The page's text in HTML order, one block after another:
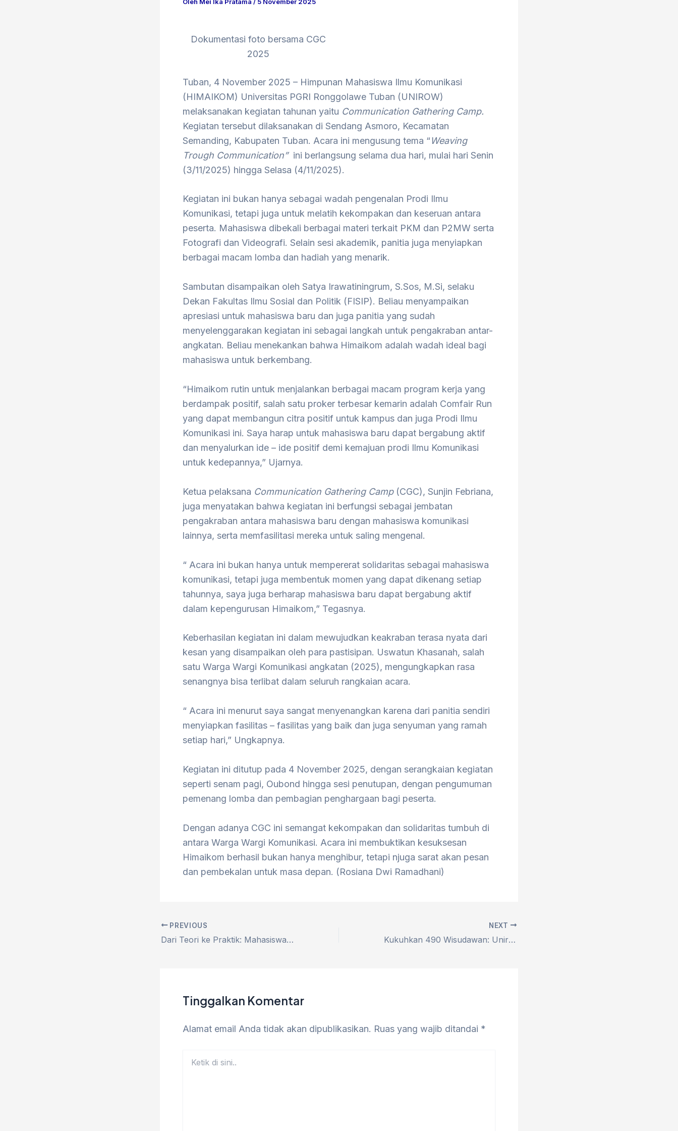
Dokumentasi foto bersama CGC
2025
Tuban, 4 November 2025 – Himpunan Mahasiswa Ilmu Komunikasi
(HIMAIKOM) Universitas PGRI Ronggolawe Tuban (UNIROW)
melaksanakan kegiatan tahunan yaitu Communication Gathering Camp.
Kegiatan tersebut dilaksanakan di Sendang Asmoro, Kecamatan
Semanding, Kabupaten Tuban. Acara ini mengusung tema “Weaving
Trough Communication” ini berlangsung selama dua hari, mulai hari Senin
(3/11/2025) hingga Selasa (4/11/2025).
Kegiatan ini bukan hanya sebagai wadah pengenalan Prodi Ilmu
Komunikasi, tetapi juga untuk melatih kekompakan dan keseruan antara
peserta. Mahasiswa dibekali berbagai materi terkait PKM dan P2MW serta
Fotografi dan Videografi. Selain sesi akademik, panitia juga menyiapkan
berbagai macam lomba dan hadiah yang menarik.
Sambutan disampaikan oleh Satya Irawatiningrum, S.Sos, M.Si, selaku
Dekan Fakultas Ilmu Sosial dan Politik (FISIP). Beliau menyampaikan
apresiasi untuk mahasiswa baru dan juga panitia yang sudah
menyelenggarakan kegiatan ini sebagai langkah untuk pengakraban antar-
angkatan. Beliau menekankan bahwa Himaikom adalah wadah ideal bagi
mahasiswa untuk berkembang.
“Himaikom rutin untuk menjalankan berbagai macam program kerja yang
berdampak positif, salah satu proker terbesar kemarin adalah Comfair Run
yang dapat membangun citra positif untuk kampus dan juga Prodi Ilmu
Komunikasi ini. Saya harap untuk mahasiswa baru dapat bergabung aktif
dan menyalurkan ide – ide positif demi kemajuan prodi Ilmu Komunikasi
untuk kedepannya,” Ujarnya.
Ketua pelaksana Communication Gathering Camp (CGC), Sunjin Febriana,
juga menyatakan bahwa kegiatan ini berfungsi sebagai jembatan
pengakraban antara mahasiswa baru dengan mahasiswa komunikasi
lainnya, serta memfasilitasi mereka untuk saling mengenal.
“ Acara ini bukan hanya untuk mempererat solidaritas sebagai mahasiswa
komunikasi, tetapi juga membentuk momen yang dapat dikenang setiap
tahunnya, saya juga berharap mahasiswa baru dapat bergabung aktif
dalam kepengurusan Himaikom,” Tegasnya.
Keberhasilan kegiatan ini dalam mewujudkan keakraban terasa nyata dari
kesan yang disampaikan oleh para pastisipan. Uswatun Khasanah, salah
satu Warga Wargi Komunikasi angkatan (2025), mengungkapkan rasa
senangnya bisa terlibat dalam seluruh rangkaian acara.
“ Acara ini menurut saya sangat menyenangkan karena dari panitia sendiri
menyiapkan fasilitas – fasilitas yang baik dan juga senyuman yang ramah
setiap hari,” Ungkapnya.
Kegiatan ini ditutup pada 4 November 2025, dengan serangkaian kegiatan
seperti senam pagi, Oubond hingga sesi penutupan, dengan pengumuman
pemenang lomba dan pembagian penghargaan bagi peserta.
Dengan adanya CGC ini semangat kekompakan dan solidaritas tumbuh di
antara Warga Wargi Komunikasi. Acara ini membuktikan kesuksesan
Himaikom berhasil bukan hanya menghibur, tetapi njuga sarat akan pesan
dan pembekalan untuk masa depan. (Rosiana Dwi Ramadhani)
PREVIOUS
Dari Teori ke Praktik: Mahasiswa Ilkom Unirow Belajar Komunikasi Publik di Diskominfo-SP Tuban
NEXT
Kukuhkan 490 Wisudawan: Unirow Tegaskan Mutu, Integritas Akademik, dan Komitmen Pembangunan Berkelanjutan
Tinggalkan Komentar
Alamat email Anda tidak akan dipublikasikan. Ruas yang wajib ditandai *